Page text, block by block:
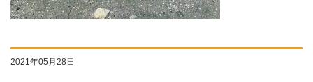
2021年05月28日